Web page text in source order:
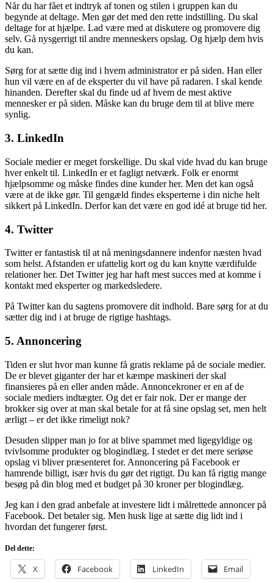
Når du har fået et indtryk af tonen og stilen i gruppen kan du
begynde at deltage. Men gør det med den rette indstilling. Du skal
deltage for at hjælpe. Lad være med at diskutere og promovere dig
selv. Gå nysgerrigt til andre menneskers opslag. Og hjælp dem hvis
du kan.
Sørg for at sætte dig ind i hvem administrator er på siden. Han eller
hun vil være en af de eksperter du vil have på radaren. I skal kende
hinanden. Derefter skal du finde ud af hvem de mest aktive
mennesker er på siden. Måske kan du bruge dem til at blive mere
synlig.
3. LinkedIn
Sociale medier er meget forskellige. Du skal vide hvad du kan bruge
hver enkelt til. LinkedIn er et fagligt netværk. Folk er enormt
hjælpsomme og måske findes dine kunder her. Men det kan også
være at de ikke gør. Til gengæld findes eksperterne i din niche helt
sikkert på LinkedIn. Derfor kan det være en god idé at bruge tid her.
4. Twitter
Twitter er fantastisk til at nå meningsdannere indenfor næsten hvad
som helst. Afstanden er ufattelig kort og du kan knytte værdifulde
relationer her. Det Twitter jeg har haft mest succes med at komme i
kontakt med eksperter og markedsledere.
På Twitter kan du sagtens promovere dit indhold. Bare sørg for at du
sætter dig ind i at bruge de rigtige hashtags.
5. Annoncering
Tiden er slut hvor man kunne få gratis reklame på de sociale medier.
De er blevet giganter der har et kæmpe maskineri der skal
finansieres på en eller anden måde. Annoncekroner er en af de
sociale mediers indtægter. Og det er fair nok. Der er mange der
brokker sig over at man skal betale for at få sine opslag set, men helt
ærligt – er det ikke rimeligt nok?
Desuden slipper man jo for at blive spammet med ligegyldige og
tvivlsomme produkter og blogindlæg. I stedet er det mere seriøse
opslag vi bliver præsenteret for. Annoncering på Facebook er
hamrende billigt, især hvis du gør det rigtigt. Du kan få rigtig mange
besøg på din blog med et budget på 30 kroner per blogindlæg.
Jeg kan i den grad anbefale at investere lidt i målrettede annoncer på
Facebook. Det betaler sig. Men husk lige at sætte dig lidt ind i
hvordan det fungerer først.
Del dette:
X Facebook LinkedIn Email